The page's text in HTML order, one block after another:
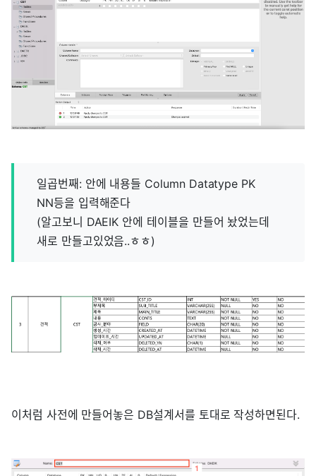
일곱번째: 안에 내용들 Column Datatype PK
NN등을 입력해준다
(알고보니 DAEIK 안에 테이블을 만들어 놨었는데
새로 만들고있었음..ㅎㅎ)
이처럼 사전에 만들어놓은 DB설계서를 토대로 작성하면된다.